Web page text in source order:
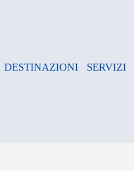
DESTINAZIONI SERVIZI